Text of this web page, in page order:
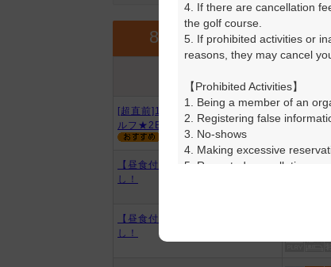
8月 9月
アイコン
[超直前]10時台【昼食付】平日セ
ルフ★2B割増なし！
【昼食付】平日セルフ★2B割増な
し！
【昼食付】お盆セルフ★2B割増な
し！
4. If there are cancellation
the golf course.
5. If prohibited activities or
reasons, they may cancel
【Prohibited Activities】
1. Being a member of an
2. Registering false
3. No-shows
4. Making excessive
5. Repeated cancellations
6. Violating laws and
7. Causing inconvenience